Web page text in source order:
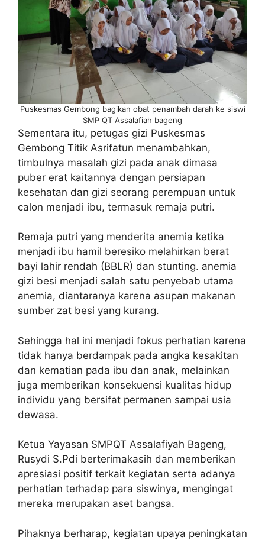
Puskesmas Gembong bagikan obat penambah darah ke siswi
SMP QT Assalafiah bageng
Sementara itu, petugas gizi Puskesmas
Gembong Titik Asrifatun menambahkan,
timbulnya masalah gizi pada anak dimasa
puber erat kaitannya dengan persiapan
kesehatan dan gizi seorang perempuan untuk
calon menjadi ibu, termasuk remaja putri.
Remaja putri yang menderita anemia ketika
menjadi ibu hamil beresiko melahirkan berat
bayi lahir rendah (BBLR) dan stunting. anemia
gizi besi menjadi salah satu penyebab utama
anemia, diantaranya karena asupan makanan
sumber zat besi yang kurang.
Sehingga hal ini menjadi fokus perhatian karena
tidak hanya berdampak pada angka kesakitan
dan kematian pada ibu dan anak, melainkan
juga memberikan konsekuensi kualitas hidup
individu yang bersifat permanen sampai usia
dewasa.
Ketua Yayasan SMPQT Assalafiyah Bageng,
Rusydi S.Pdi berterimakasih dan memberikan
apresiasi positif terkait kegiatan serta adanya
perhatian terhadap para siswinya, mengingat
mereka merupakan aset bangsa.
Pihaknya berharap, kegiatan upaya peningkatan